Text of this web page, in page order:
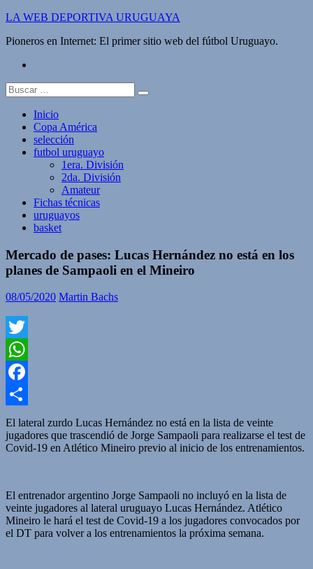
Saltar
contenido
LA WEB DEPORTIVA URUGUAYA
Pioneros en Internet: El primer sitio web del fútbol Uruguayo.
Buscar:
Inicio
Copa América
selección
futbol uruguayo
1era. División
2da. División
Amateur
Fichas técnicas
uruguayos
basket
Mercado de pases: Lucas Hernández no está en los
planes de Sampaoli en el Mineiro
08/05/2020 Martin Bachs
Twitter
WhatsApp
Facebook
Compartir
El lateral zurdo Lucas Hernández no está en la lista de veinte
jugadores que trascendió de Jorge Sampaoli para realizarse el test de
Covid-19 en Atlético Mineiro previo al inicio de los entrenamientos.
El entrenador argentino Jorge Sampaoli no incluyó en la lista de
veinte jugadores al lateral uruguayo Lucas Hernández. Atlético
Mineiro le hará el test de Covid-19 a los jugadores convocados por
el DT para volver a los entrenamientos la próxima semana.